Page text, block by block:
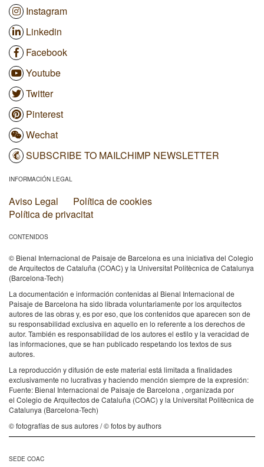
Instagram
Linkedin
Facebook
Youtube
Twitter
Pinterest
Wechat
SUBSCRIBE TO MAILCHIMP NEWSLETTER
INFORMACIÓN LEGAL
Aviso Legal
Política de cookies
Política de privacitat
CONTENIDOS
© Bienal Internacional de Paisaje de Barcelona es una iniciativa del Colegio
de Arquitectos de Cataluña (COAC) y la Universitat Politècnica de Catalunya
(Barcelona-Tech)
La documentación e información contenidas al Bienal Internacional de
Paisaje de Barcelona ha sido librada voluntariamente por los arquitectos
autores de las obras y, es por eso, que los contenidos que aparecen son de
su responsabilidad exclusiva en aquello en lo referente a los derechos de
autor. También es responsabilidad de los autores el estilo y la veracidad de
las informaciones, que se han publicado respetando los textos de sus
autores.
La reproducción y difusión de este material está limitada a finalidades
exclusivamente no lucrativas y haciendo mención siempre de la expresión:
Fuente: Bienal Internacional de Paisaje de Barcelona , organizada por
el Colegio de Arquitectos de Cataluña (COAC) y la Universitat Politècnica de
Catalunya (Barcelona-Tech)
© fotografías de sus autores / © fotos by authors
SEDE COAC